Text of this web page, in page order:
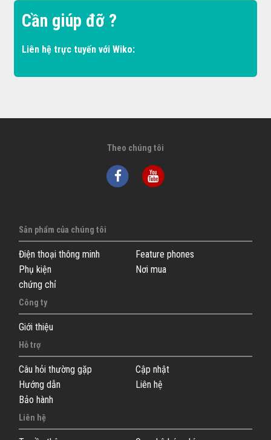
Cần giúp đỡ ?
Liên hệ trực tuyến với Wiko:
Theo chúng tôi
Sản phẩm của chúng tôi
Điện thoại thông minh
Feature phones
Phụ kiện
Nơi mua
chứng chỉ
Công ty
Giới thiệu
Hỗ trợ
Câu hỏi thường gặp
Cập nhật
Hướng dẫn
Liên hệ
Bảo hành
Liên hệ